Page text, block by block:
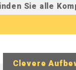
Sie alle
Clevere